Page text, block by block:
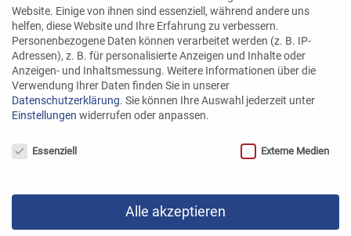
Website. Einige von ihnen sind essenziell, während andere uns
helfen, diese Website und Ihre Erfahrung zu verbessern.
Personenbezogene Daten können verarbeitet werden (z. B. IP-
Adressen), z. B. für personalisierte Anzeigen und Inhalte oder
Anzeigen- und Inhaltsmessung. Weitere Informationen über die
Verwendung Ihrer Daten finden Sie in unserer
Datenschutzerklärung. Sie können Ihre Auswahl jederzeit unter
Einstellungen widerrufen oder anpassen.
Datenschutzeinstellungen
Essenziell Externe Medien
Alle akzeptieren